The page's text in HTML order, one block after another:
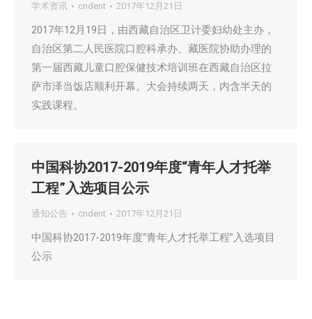
学术资讯 cndent 2017年12月21日
2017年12月19日，由西藏自治区卫计委妇幼处主办，
自治区第二人民医院口腔科承办、藏医院协助办理的
第一届西藏儿童口腔保健技术培训班在西藏自治区拉
萨市泽当饭店顺利开幕。大会持续两天，内含半天的
实践课程。
中国科协2017-2019年度“青年人才托举
工程”入选项目公示
通知公告 cndent 2017年12月21日
中国科协2017-2019年度“青年人才托举工程”入选项目
公示